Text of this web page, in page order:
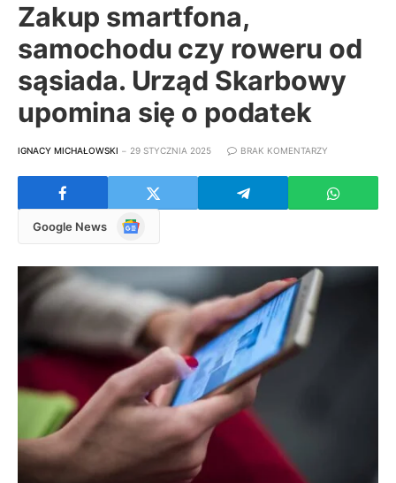
Zakup smartfona,
samochodu czy roweru od
sąsiada. Urząd Skarbowy
upomina się o podatek
IGNACY MICHAŁOWSKI 29 STYCZNIA 2025 BRAK KOMENTARZY
Google News
Google